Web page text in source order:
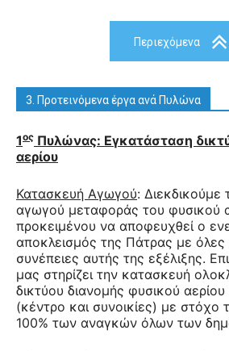
Περιεχόμενα
3. Προτεινόμενα έργα ανά Πυλώνα
1ος Πυλώνας: Εγκατάσταση
αερίου
Κατασκευή Αγωγού:
αγωγού μεταφοράς του φυσικού
προκειμένου να αποφευχθεί ο
αποκλεισμός της Πάτρας με όλες
συνέπειες αυτής της εξέλιξης.
μας στηρίζει την κατασκευή
δικτύου διανομής φυσικού
(κέντρο και συνοικίες) με
100% των αναγκών όλων των